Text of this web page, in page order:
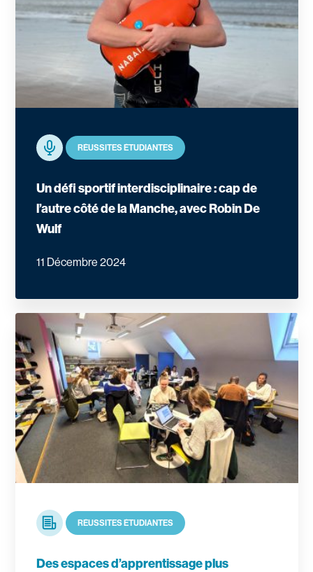
Un défi sportif interdisciplinaire : cap de
l’autre côté de la Manche, avec Robin De
Wulf
PodcastRÉUSSITES ÉTUDIANTES
11 Décembre 2024
Des espaces d’apprentissage plus
Article RÉUSSITES ÉTUDIANTES
En savoir plus